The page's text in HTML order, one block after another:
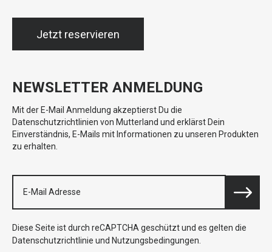
Jetzt reservieren
NEWSLETTER ANMELDUNG
Mit der E-Mail Anmeldung akzeptierst Du die
Datenschutzrichtlinien von Mutterland und erklärst Dein
Einverständnis, E-Mails mit Informationen zu unseren Produkten
zu erhalten.
Diese Seite ist durch reCAPTCHA geschützt und es gelten die
Datenschutzrichtlinie und Nutzungsbedingungen